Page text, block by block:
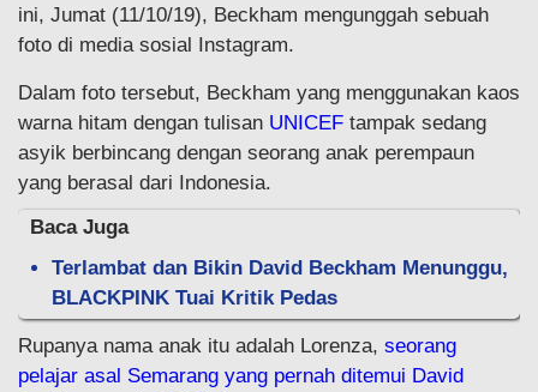
ini, Jumat (11/10/19), Beckham mengunggah sebuah
foto di media sosial Instagram.
Dalam foto tersebut, Beckham yang menggunakan kaos
warna hitam dengan tulisan UNICEF tampak sedang
asyik berbincang dengan seorang anak perempaun
yang berasal dari Indonesia.
Baca Juga
Terlambat dan Bikin David Beckham Menunggu,
BLACKPINK Tuai Kritik Pedas
Rupanya nama anak itu adalah Lorenza, seorang
pelajar asal Semarang yang pernah ditemui David